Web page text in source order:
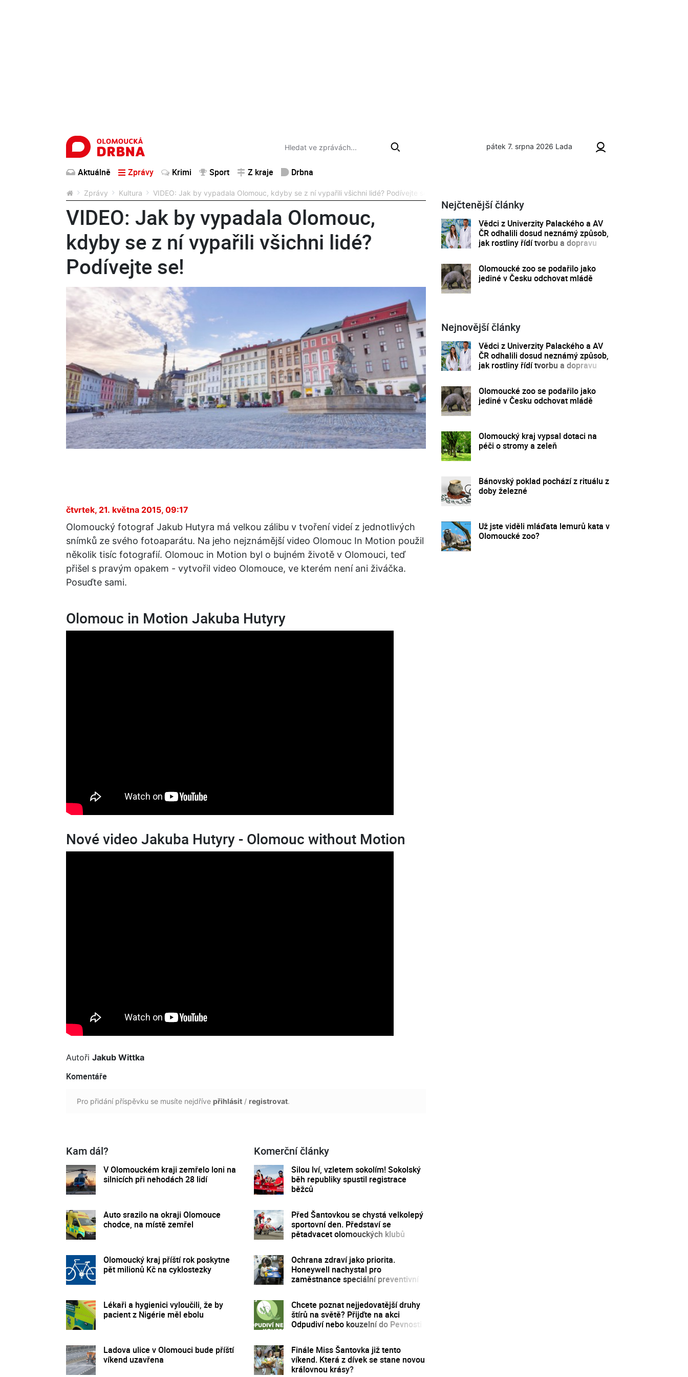
pátek 7. srpna 2026 Lada
Aktuálně Zprávy Krimi Sport Z kraje Drbna
Zprávy Kultura VIDEO: Jak by vypadala Olomouc, kdyby se z ní vypařili všichni lidé? Podívejte se!
VIDEO: Jak by vypadala Olomouc,
kdyby se z ní vypařili všichni lidé?
Podívejte se!
čtvrtek, 21. května 2015, 09:17
Olomoucký fotograf Jakub Hutyra má velkou zálibu v tvoření videí z jednotlivých
snímků ze svého fotoaparátu. Na jeho nejznámější video Olomouc In Motion použil
několik tisíc fotografií. Olomouc in Motion byl o bujném životě v Olomouci, teď
přišel s pravým opakem - vytvořil video Olomouce, ve kterém není ani živáčka.
Posuďte sami.
Olomouc in Motion Jakuba Hutyry
Nové video Jakuba Hutyry - Olomouc without Motion
Autoři Jakub Wittka
Komentáře
Pro přidání příspěvku se musíte nejdříve přihlásit / registrovat.
Kam dál?
V Olomouckém kraji zemřelo loni na
silnicích při nehodách 28 lidí
Auto srazilo na okraji Olomouce
chodce, na místě zemřel
Olomoucký kraj příští rok poskytne
pět milionů Kč na cyklostezky
Lékaři a hygienici vyloučili, že by
pacient z Nigérie měl ebolu
Ladova ulice v Olomouci bude příští
víkend uzavřena
Komerční články
Silou lví, vzletem sokolím! Sokolský
běh republiky spustil registrace
běžců
Před Šantovkou se chystá velkolepý
sportovní den. Představí se
pětadvacet olomouckých klubů
Ochrana zdraví jako priorita.
Honeywell nachystal pro
zaměstnance speciální preventivní
Chcete poznat nejjedovatější druhy
štírů na světě? Přijďte na akci
Odpudiví nebo kouzelní do Pevnosti
Finále Miss Šantovka již tento
víkend. Která z dívek se stane novou
královnou krásy?
Nejčtenější články
Vědci z Univerzity Palackého a AV
ČR odhalili dosud neznámý způsob,
jak rostliny řídí tvorbu a dopravu
Olomoucké zoo se podařilo jako
jediné v Česku odchovat mládě
Nejnovější články
Vědci z Univerzity Palackého a AV
ČR odhalili dosud neznámý způsob,
jak rostliny řídí tvorbu a dopravu
Olomoucké zoo se podařilo jako
jediné v Česku odchovat mládě
Olomoucký kraj vypsal dotaci na
péči o stromy a zeleň
Bánovský poklad pochází z rituálu z
doby železné
Už jste viděli mláďata lemurů kata v
Olomoucké zoo?